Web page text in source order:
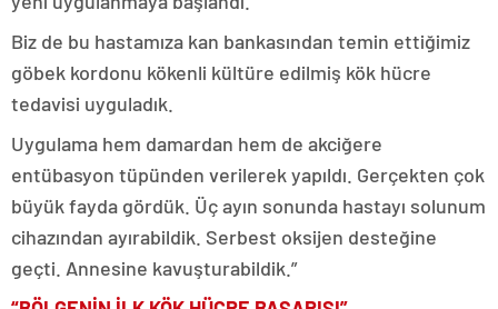
Biz de bu hastamıza kan bankasından temin ettiğimiz
göbek kordonu kökenli kültüre edilmiş kök hücre
tedavisi uyguladık.
Uygulama hem damardan hem de akciğere
entübasyon tüpünden verilerek yapıldı. Gerçekten çok
büyük fayda gördük. Üç ayın sonunda hastayı solunum
cihazından ayırabildik. Serbest oksijen desteğine
geçti. Annesine kavuşturabildik.”